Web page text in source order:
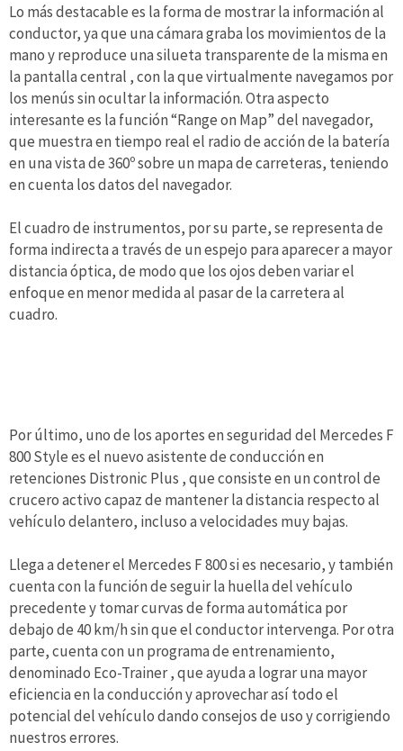
Lo más destacable es la forma de mostrar la información al
conductor, ya que una cámara graba los movimientos de la
mano y reproduce una silueta transparente de la misma en
la pantalla central , con la que virtualmente navegamos por
los menús sin ocultar la información. Otra aspecto
interesante es la función “Range on Map” del navegador,
que muestra en tiempo real el radio de acción de la batería
en una vista de 360º sobre un mapa de carreteras, teniendo
en cuenta los datos del navegador.
El cuadro de instrumentos, por su parte, se representa de
forma indirecta a través de un espejo para aparecer a mayor
distancia óptica, de modo que los ojos deben variar el
enfoque en menor medida al pasar de la carretera al
cuadro.
Por último, uno de los aportes en seguridad del Mercedes F
800 Style es el nuevo asistente de conducción en
retenciones Distronic Plus , que consiste en un control de
crucero activo capaz de mantener la distancia respecto al
vehículo delantero, incluso a velocidades muy bajas.
Llega a detener el Mercedes F 800 si es necesario, y también
cuenta con la función de seguir la huella del vehículo
precedente y tomar curvas de forma automática por
debajo de 40 km/h sin que el conductor intervenga. Por otra
parte, cuenta con un programa de entrenamiento,
denominado Eco-Trainer , que ayuda a lograr una mayor
eficiencia en la conducción y aprovechar así todo el
potencial del vehículo dando consejos de uso y corrigiendo
nuestros errores.